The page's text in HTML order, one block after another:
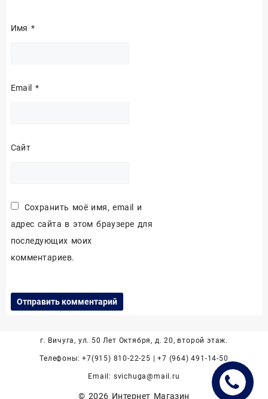
Имя*
Email *
Сайт
Сохранить моё имя, email и
адрес сайта в этом браузере для
последующих моих
комментариев.
г. Вичуга, ул. 50 Лет Октября, д. 20, второй этаж.
Телефоны: +7(915) 810-22-25 | +7 (964) 491-14-50
Email: svichuga@mail.ru
© 2026 Интернет Магазин